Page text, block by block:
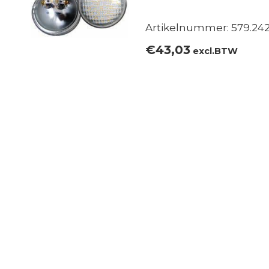
Artikelnummer:
€43,03 excl.BTW